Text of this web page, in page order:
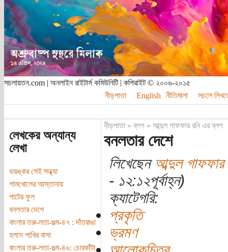
সচলায়তন.com | অনলাইন রাইটার্স কমিউনিটি | কপিরাইট © ২০০৬-২০১৫
নীড়পাতা
English নীতিমালা সচলে
লেখকের অন্যান্য
লেখা
ভয়ঙ্কর সেই সন্ধ্যা
শামখোলের আস্তানায়
পাটের ফুল
বনলতার দেশে
বাংলার তরু-লতা-গুল্ম-৪৭ : দাঁতরাঙা
হলদে পাখির বাসা
বাংলার তরু-লতা-গুল্ম-৪৬: চোরকাঁটা
নীড়পাতা»ব্লগ» আব্দুল গাফফার রনি এর ব্লগ
বনলতার দেশে
লিখেছেন আব্দুল গাফফার
- ১২:১২পূর্বাহ্ন)
ক্যাটেগরি:
প্রকৃতি
ভ্রমণ